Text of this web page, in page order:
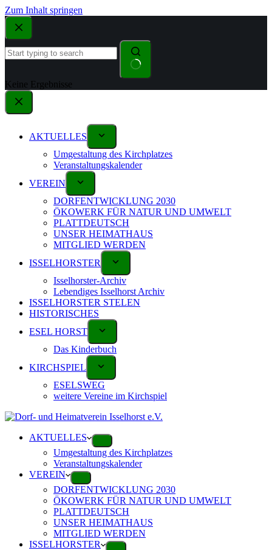
Zum Inhalt springen
Keine Ergebnisse
AKTUELLES
Umgestaltung des Kirchplatzes
Veranstaltungskalender
VEREIN
DORFENTWICKLUNG 2030
ÖKOWERK FÜR NATUR UND UMWELT
PLATTDEUTSCH
UNSER HEIMATHAUS
MITGLIED WERDEN
ISSELHORSTER
Isselhorster-Archiv
Lebendiges Isselhorst Archiv
ISSELHORSTER STELEN
HISTORISCHES
ESEL HORST
Das Kinderbuch
KIRCHSPIEL
ESELSWEG
weitere Vereine im Kirchspiel
AKTUELLES
Umgestaltung des Kirchplatzes
Veranstaltungskalender
VEREIN
DORFENTWICKLUNG 2030
ÖKOWERK FÜR NATUR UND UMWELT
PLATTDEUTSCH
UNSER HEIMATHAUS
MITGLIED WERDEN
ISSELHORSTER